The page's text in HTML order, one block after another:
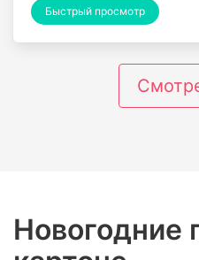
Быстрый просмотр
Новогодние